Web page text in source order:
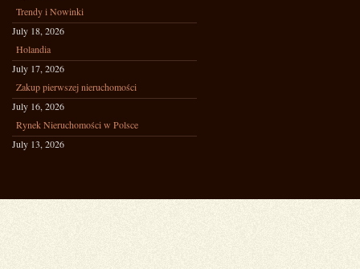
Trendy i Nowinki
July 18, 2026
Holandia
July 17, 2026
Zakup pierwszej nieruchomości
July 16, 2026
Rynek Nieruchomości w Polsce
July 13, 2026